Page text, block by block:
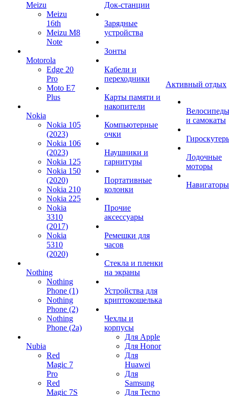
Meizu
Meizu
16th
Meizu M8
Note
Motorola
Edge 20
Pro
Moto E7
Plus
Nokia
Nokia 105
(2023)
Nokia 106
(2023)
Nokia 125
Nokia 150
(2020)
Nokia 210
Nokia 225
Nokia
3310
(2017)
Nokia
5310
(2020)
Nothing
Nothing
Phone (1)
Nothing
Phone (2)
Nothing
Phone (2a)
Nubia
Red
Magic 7
Pro
Red
Magic 7S
Док-станции
Зарядные
устройства
Зонты
Кабели и
переходники
Карты памяти и
накопители
Компьютерные
очки
Наушники и
гарнитуры
Портативные
колонки
Прочие
аксессуары
Ремешки для
часов
Стекла и пленки
на экраны
Устройства для
криптокошелька
Чехлы и
корпусы
Для Apple
Для Honor
Для
Huawei
Для
Samsung
Для Tecno
Активный отдых
Велосипеды
и самокаты
Лодочные
моторы
Навигаторы